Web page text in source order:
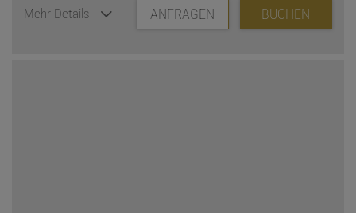
Mehr Details ANFRAGEN BUCHEN